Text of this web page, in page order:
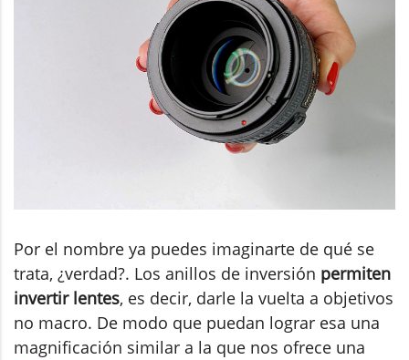
Por el nombre ya puedes imaginarte de qué se
trata, ¿verdad?. Los anillos de inversión permiten
invertir lentes, es decir, darle la vuelta a objetivos
no macro. De modo que puedan lograr esa una
magnificación similar a la que nos ofrece una